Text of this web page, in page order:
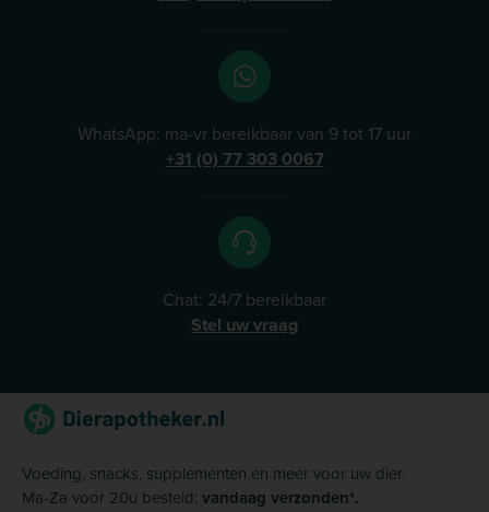
WhatsApp: ma-vr bereikbaar van 9 tot 17 uur
+31 (0) 77 303 0067
Chat: 24/7 bereikbaar
Stel uw vraag
Voeding, snacks, supplementen en meer voor uw dier.
Ma-Za voor 20u besteld: vandaag verzonden*.